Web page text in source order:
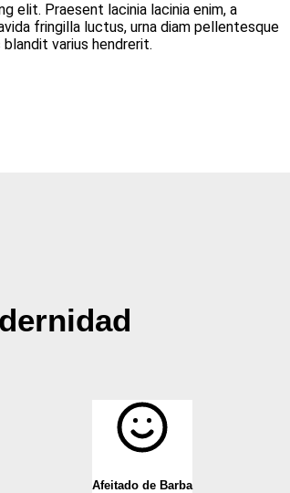
elit. Praesent lacinia lacinia enim, a
fringilla luctus, urna diam pellentesque
varius hendrerit.
Afeitado de Barba